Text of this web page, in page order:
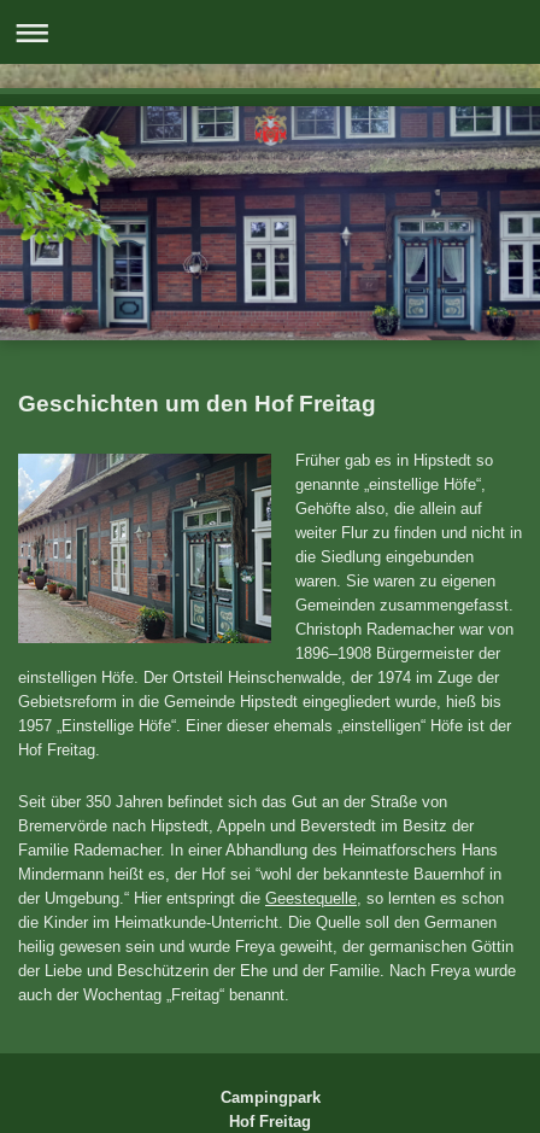
Geschichten um den Hof Freitag
Früher gab es in Hipstedt so
genannte „einstellige Höfe“,
Gehöfte also, die allein auf
weiter Flur zu finden und nicht in
die Siedlung eingebunden
waren. Sie waren zu eigenen
Gemeinden zusammengefasst.
Christoph Rademacher war von
1896–1908 Bürgermeister der
einstelligen Höfe. Der Ortsteil Heinschenwalde, der 1974 im Zuge der
Gebietsreform in die Gemeinde Hipstedt eingegliedert wurde, hieß bis
1957 „Einstellige Höfe“. Einer dieser ehemals „einstelligen“ Höfe ist der
Hof Freitag.
Seit über 350 Jahren befindet sich das Gut an der Straße von
Bremervörde nach Hipstedt, Appeln und Beverstedt im Besitz der
Familie Rademacher. In einer Abhandlung des Heimatforschers Hans
Mindermann heißt es, der Hof sei “wohl der bekannteste Bauernhof in
der Umgebung.“ Hier entspringt die Geestequelle, so lernten es schon
die Kinder im Heimatkunde-Unterricht. Die Quelle soll den Germanen
heilig gewesen sein und wurde Freya geweiht, der germanischen Göttin
der Liebe und Beschützerin der Ehe und der Familie. Nach Freya wurde
auch der Wochentag „Freitag“ benannt.
Campingpark
Hof Freitag